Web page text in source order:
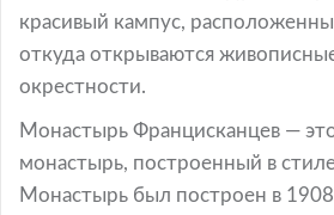
красивый кампус,
откуда открываются
окрестности.
Монастырь Францисканцев —
монастырь, построенный в
Монастырь был построен в